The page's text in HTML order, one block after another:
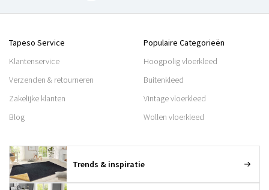
Tapeso Service
Klantenservice
Verzenden & retourneren
Zakelijke klanten
Blog
Populaire Categorieën
Hoogpolig vloerkleed
Buitenkleed
Vintage vloerkleed
Wollen vloerkleed
Trends & inspiratie